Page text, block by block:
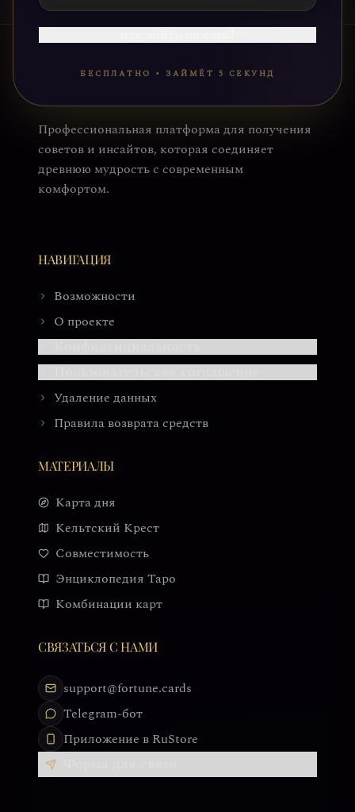
БЕСПЛАТНО • ЗАЙМЁТ 5 СЕКУНД
Профессиональная платформа для получения
советов и инсайтов, которая соединяет
древнюю мудрость с современным
комфортом.
НАВИГАЦИЯ
Возможности
О проекте
Удаление данных
Правила возврата средств
МАТЕРИАЛЫ
Карта дня
Кельтский Крест
Совместимость
Энциклопедия Таро
Комбинации карт
СВЯЗАТЬСЯ С НАМИ
support@fortune.cards
Telegram-бот
Приложение в RuStore